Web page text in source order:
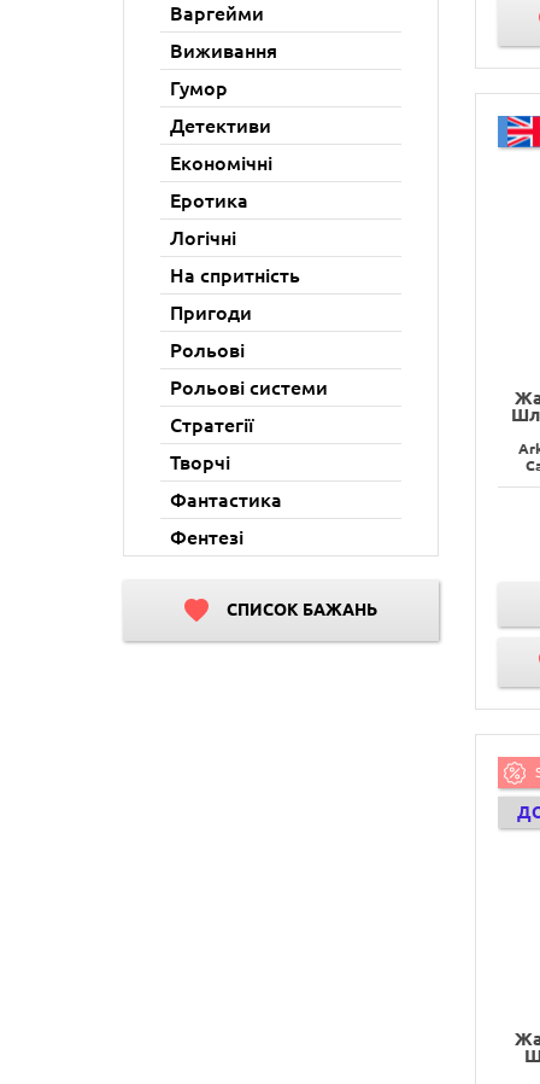
Варгейми
Виживання
Гумор
Детективи
Економічні
Еротика
Логічні
На спритність
Пригоди
Рольові
Рольові системи
Стратегії
Творчі
Фантастика
Фентезі
СПИСОК БАЖАНЬ